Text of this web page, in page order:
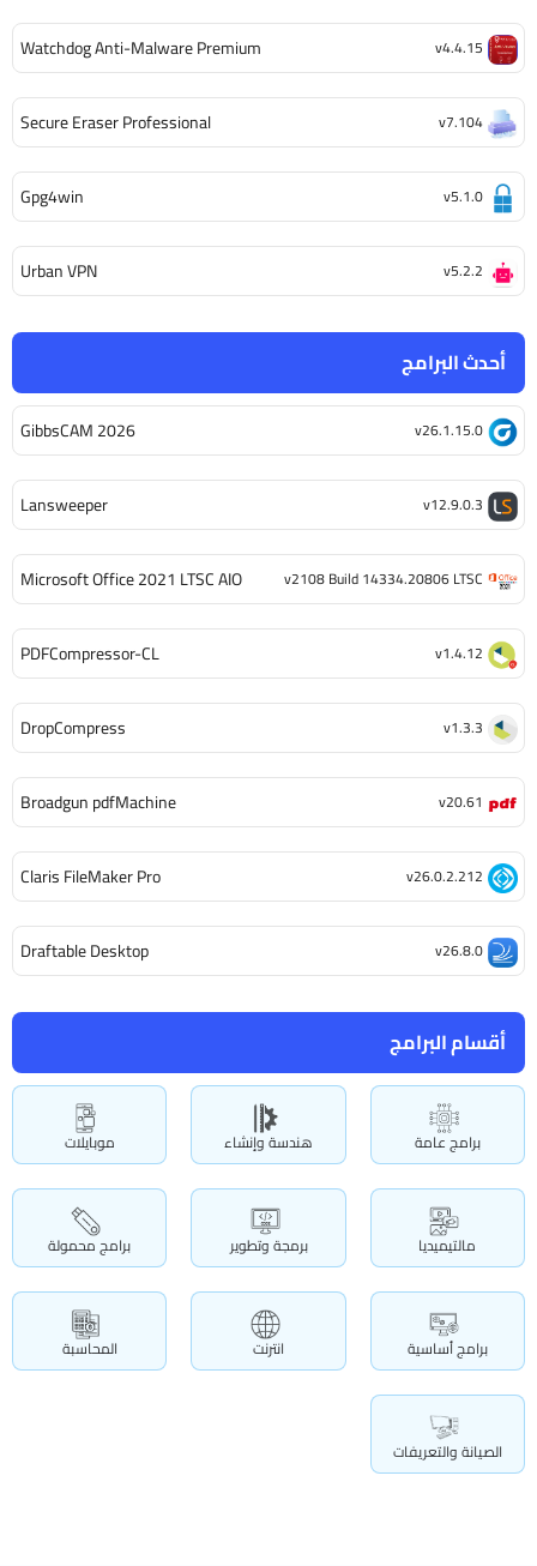
أقسام البرامج
برامج عامة هندسة وإنشاء موبايلات
مالتيميديا برمجة وتطوير برامج محمولة
برامج أساسية انترنت المحاسبة
الصيانة والتعريفات
أحدث البرامج
GibbsCAM 2026 v26.1.15.0
Lansweeper v12.9.0.3
Microsoft Office 2021 LTSC AIO v2108 Build 14334.20806 LTSC
PDFCompressor-CL v1.4.12
DropCompress v1.3.3
Broadgun pdfMachine v20.61
Claris FileMaker Pro v26.0.2.212
Draftable Desktop v26.8.0
Watchdog Anti-Malware Premium v4.4.15
Secure Eraser Professional v7.104
Gpg4win v5.1.0
Urban VPN v5.2.2